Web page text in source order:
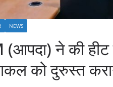
NEWS
ने की
को दुरुस्त